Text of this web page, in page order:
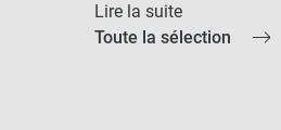
L’un des principaux
Lire la suite
Toute la sélection